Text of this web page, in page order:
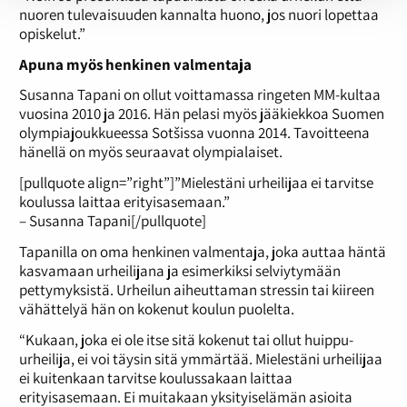
nuoren tulevaisuuden kannalta huono, jos nuori lopettaa
opiskelut.”
Apuna myös henkinen valmentaja
Susanna Tapani on ollut voittamassa ringeten MM-kultaa
vuosina 2010 ja 2016. Hän pelasi myös jääkiekkoa Suomen
olympiajoukkueessa Sotšissa vuonna 2014. Tavoitteena
hänellä on myös seuraavat olympialaiset.
[pullquote align=”right”]”Mielestäni urheilijaa ei tarvitse
koulussa laittaa erityisasemaan.”
– Susanna Tapani[/pullquote]
Tapanilla on oma henkinen valmentaja, joka auttaa häntä
kasvamaan urheilijana ja esimerkiksi selviytymään
pettymyksistä. Urheilun aiheuttaman stressin tai kiireen
vähättelyä hän on kokenut koulun puolelta.
“Kukaan, joka ei ole itse sitä kokenut tai ollut huippu-
urheilija, ei voi täysin sitä ymmärtää. Mielestäni urheilijaa
ei kuitenkaan tarvitse koulussakaan laittaa
erityisasemaan. Ei muitakaan yksityiselämän asioita